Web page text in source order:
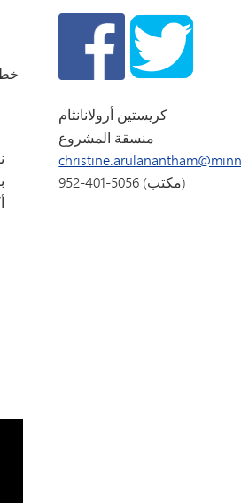
كريستين أرولانانثام
منسقة المشروع
952-401-5056 (مكتب)